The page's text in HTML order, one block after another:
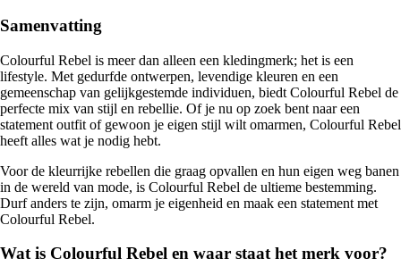
Samenvatting
Colourful Rebel is meer dan alleen een kledingmerk; het is een
lifestyle. Met gedurfde ontwerpen, levendige kleuren en een
gemeenschap van gelijkgestemde individuen, biedt Colourful Rebel de
perfecte mix van stijl en rebellie. Of je nu op zoek bent naar een
statement outfit of gewoon je eigen stijl wilt omarmen, Colourful Rebel
heeft alles wat je nodig hebt.
Voor de kleurrijke rebellen die graag opvallen en hun eigen weg banen
in de wereld van mode, is Colourful Rebel de ultieme bestemming.
Durf anders te zijn, omarm je eigenheid en maak een statement met
Colourful Rebel.
Wat is Colourful Rebel en waar staat het merk voor?